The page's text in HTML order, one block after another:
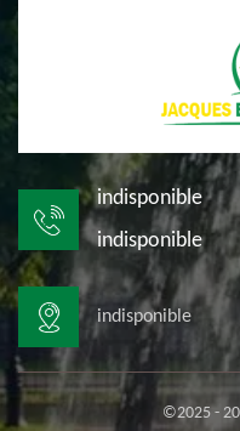
indisponible
indisponible
indisponible
©2025 -